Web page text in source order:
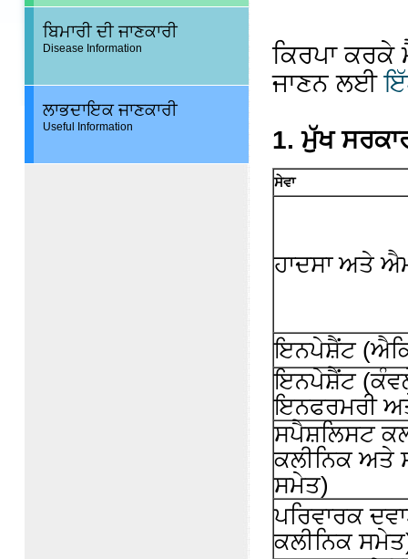
ਬਿਮਾਰੀ ਦੀ ਜਾਣਕਾਰੀ
Disease Information
ਲਾਭਦਾਇਕ ਜਾਣਕਾਰੀ
Useful Information
ਕਿਰਪਾ ਕਰਕੇ
ਜਾਣਨ ਲਈ
1. ਮੁੱਖ
ਸੇਵਾ
ਹਾਦਸਾ ਅਤੇ
ਇਨਪੇਸ਼ੈਂਟ
ਇਨਪੇਸ਼ੈਂਟ
ਇਨਫਰਮਰੀ
ਸਪੈਸ਼ਲਿਸਟ
ਕਲੀਨਿਕ ਅਤੇ
ਸਮੇਤ)
ਪਰਿਵਾਰਕ
ਕਲੀਨਿਕ